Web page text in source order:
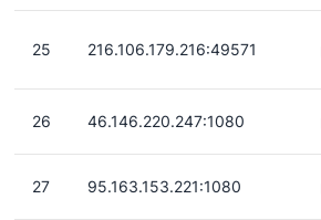
25 216.106.179.216:49571
26 46.146.220.247:1080
27 95.163.153.221:1080